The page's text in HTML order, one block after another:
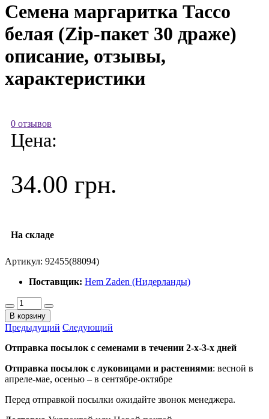
Семена маргаритка Тассо
белая (Zip-пакет 30 драже)
описание, отзывы,
характеристики
0 отзывов
Цена:
34.00 грн.
На складе
Артикул: 92455(88094)
Поставщик: Hem Zaden (Нидерланды)
В корзину
Предыдущий Следующий
Отправка посылок с семенами в течении 2-х-3-х дней
Отправка посылок с луковицами и растениями: весной в
апреле-мае, осенью – в сентябре-октябре
Перед отправкой посылки ожидайте звонок менеджера.